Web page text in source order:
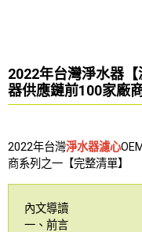
2022年台灣淨水器
器供應鏈前100家廠
2022年台灣淨水器濾心
商系列之一【完整清單】
內文導讀
一、前言